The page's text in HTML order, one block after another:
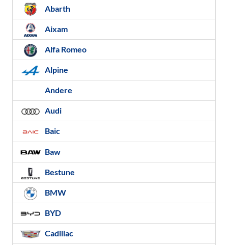
Abarth
Aixam
Alfa Romeo
Alpine
Andere
Audi
Baic
Baw
Bestune
BMW
BYD
Cadillac